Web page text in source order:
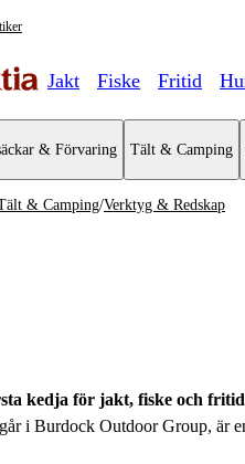
Jakt Fiske Fritid
& Förvaring Tält & Camping
& Camping
Bord
& Camping/Verktyg & Redskap
kedja för jakt, fiske och fritid
i Burdock Outdoor Group, är